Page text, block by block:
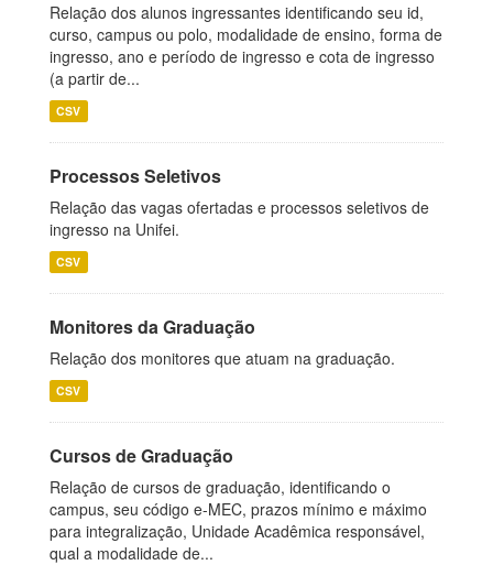
Relação dos alunos ingressantes identificando seu id,
curso, campus ou polo, modalidade de ensino, forma de
ingresso, ano e período de ingresso e cota de ingresso
(a partir de...
CSV
Processos Seletivos
Relação das vagas ofertadas e processos seletivos de
ingresso na Unifei.
CSV
Monitores da Graduação
Relação dos monitores que atuam na graduação.
CSV
Cursos de Graduação
Relação de cursos de graduação, identificando o
campus, seu código e-MEC, prazos mínimo e máximo
para integralização, Unidade Acadêmica responsável,
qual a modalidade de...